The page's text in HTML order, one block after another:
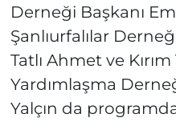
Derneği Başkanı
Şanlıurfalılar
Tatlı Ahmet ve
Yardımlaşma
Yalçın da